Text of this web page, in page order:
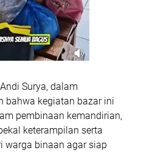
Surya, dalam
bahwa kegiatan bazar ini
pembinaan kemandirian,
keterampilan serta
warga binaan agar siap